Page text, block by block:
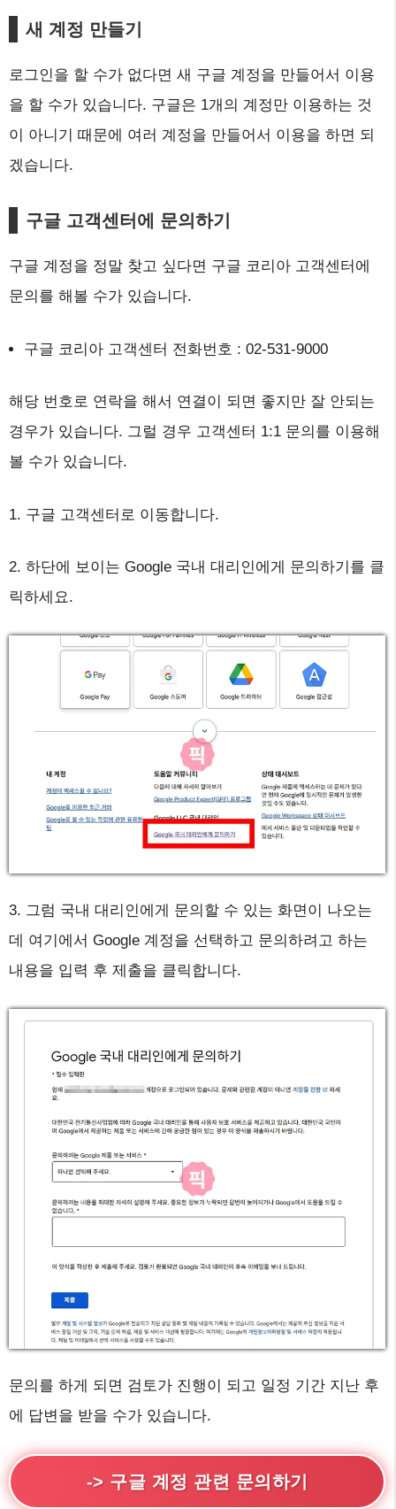
새 계정 만들기
로그인을 할 수가 없다면 새 구글 계정을 만들어서 이용
을 할 수가 있습니다. 구글은 1개의 계정만 이용하는 것
이 아니기 때문에 여러 계정을 만들어서 이용을 하면 되
겠습니다.
구글 고객센터에 문의하기
구글 계정을 정말 찾고 싶다면 구글 코리아 고객센터에
문의를 해볼 수가 있습니다.
구글 코리아 고객센터 전화번호 : 02-531-9000
해당 번호로 연락을 해서 연결이 되면 좋지만 잘 안되는
경우가 있습니다. 그럴 경우 고객센터 1:1 문의를 이용해
볼 수가 있습니다.
1. 구글 고객센터로 이동합니다.
2. 하단에 보이는 Google 국내 대리인에게 문의하기를 클
릭하세요.
3. 그럼 국내 대리인에게 문의할 수 있는 화면이 나오는
데 여기에서 Google 계정을 선택하고 문의하려고 하는
내용을 입력 후 제출을 클릭합니다.
문의를 하게 되면 검토가 진행이 되고 일정 기간 지난 후
에 답변을 받을 수가 있습니다.
-> 구글 계정 관련 문의하기